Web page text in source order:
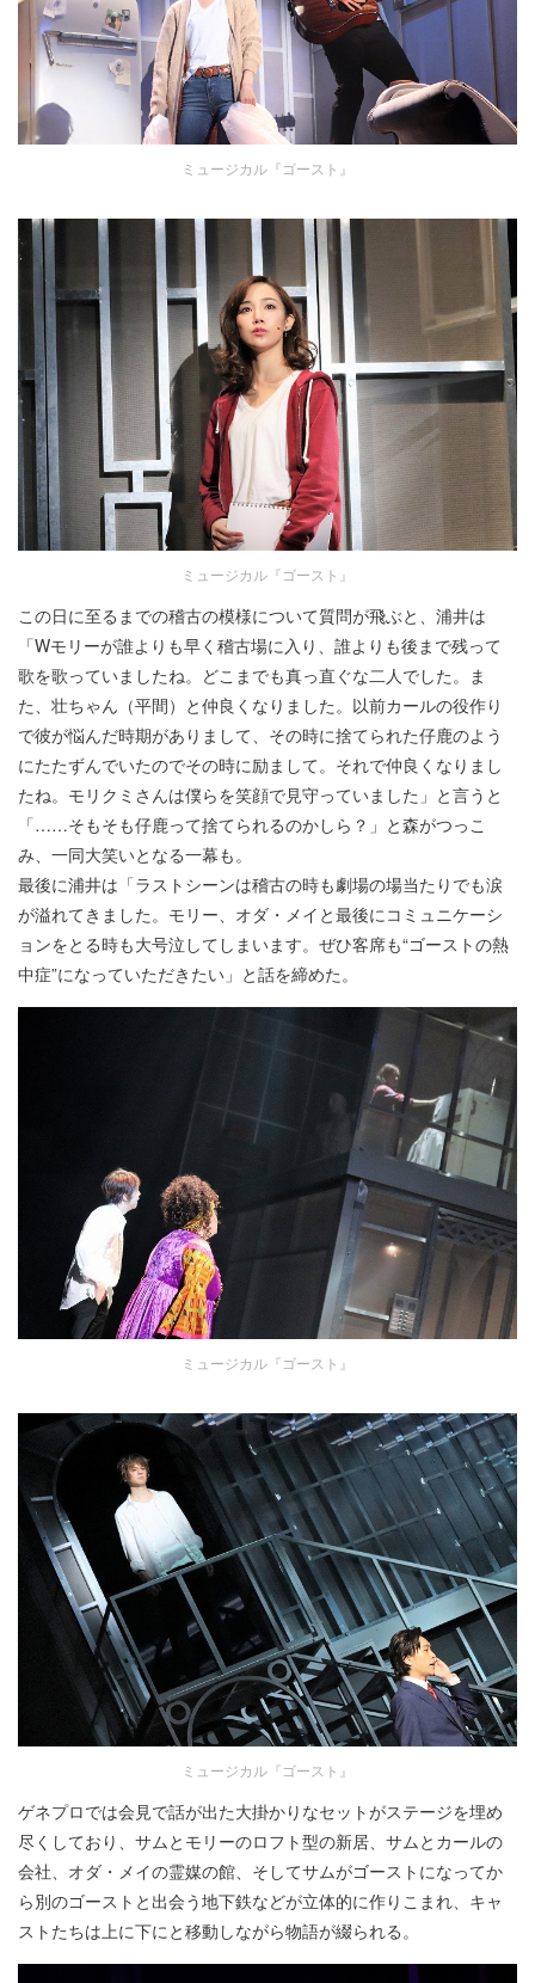
ミュージカル『ゴースト』
ミュージカル『ゴースト』
この日に至るまでの稽古の模様について質問が飛ぶと、浦井は
「Wモリーが誰よりも早く稽古場に入り、誰よりも後まで残って
歌を歌っていましたね。どこまでも真っ直ぐな二人でした。ま
た、壮ちゃん（平間）と仲良くなりました。以前カールの役作り
で彼が悩んだ時期がありまして、その時に捨てられた仔鹿のよう
にたたずんでいたのでその時に励まして。それで仲良くなりまし
たね。モリクミさんは僕らを笑顔で見守っていました」と言うと
「……そもそも仔鹿って捨てられるのかしら？」と森がつっこ
み、一同大笑いとなる一幕も。
最後に浦井は「ラストシーンは稽古の時も劇場の場当たりでも涙
が溢れてきました。モリー、オダ・メイと最後にコミュニケーシ
ョンをとる時も大号泣してしまいます。ぜひ客席も“ゴーストの熱
中症”になっていただきたい」と話を締めた。
ミュージカル『ゴースト』
ミュージカル『ゴースト』
ゲネプロでは会見で話が出た大掛かりなセットがステージを埋め
尽くしており、サムとモリーのロフト型の新居、サムとカールの
会社、オダ・メイの霊媒の館、そしてサムがゴーストになってか
ら別のゴーストと出会う地下鉄などが立体的に作りこまれ、キャ
ストたちは上に下にと移動しながら物語が綴られる。